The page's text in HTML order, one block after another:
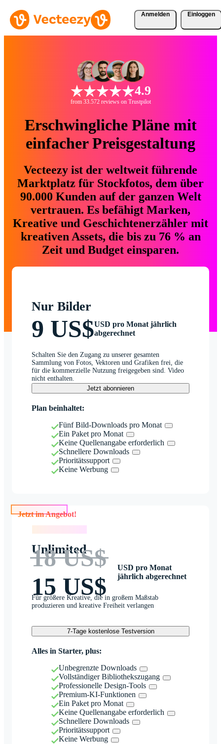
Anmelden Einloggen
4.9
from 33.572 reviews on Trustpilot
Erschwingliche Pläne mit
einfacher Preisgestaltung
Vecteezy ist der weltweit führende
Marktplatz für Stockfotos, dem über
90.000 Kunden auf der ganzen Welt
vertrauen. Es befähigt Marken,
Kreative und Geschichtenerzähler mit
kreativen Assets, die bis zu 76 % an
Zeit und Budget einsparen.
Nur Bilder
9 US$USD pro Monat jährlich
abgerechnet
Schalten Sie den Zugang zu unserer gesamten
Sammlung von Fotos, Vektoren und Grafiken frei, die
für die kommerzielle Nutzung freigegeben sind. Video
nicht enthalten.
Jetzt abonnieren
Plan beinhaltet:
Fünf Bild-Downloads pro Monat
Ein Paket pro Monat
Keine Quellenangabe erforderlich
Schnellere Downloads
Prioritätssupport
Keine Werbung
Jetzt im Angebot!
Unlimited
18 US$
15 US$
USD pro Monat
jährlich abgerechnet
Für größere Kreative, die in großem Maßstab
produzieren und kreative Freiheit verlangen
7-Tage kostenlose Testversion
Alles in Starter, plus:
Unbegrenzte Downloads
Vollständiger Bibliothekszugang
Professionelle Design-Tools
Premium-KI-Funktionen
Ein Paket pro Monat
Keine Quellenangabe erforderlich
Schnellere Downloads
Prioritätssupport
Keine Werbung